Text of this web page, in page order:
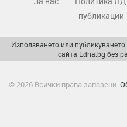
публикации
Използването или
сайта Edna.bg без
© 2026 Всички права запазени.